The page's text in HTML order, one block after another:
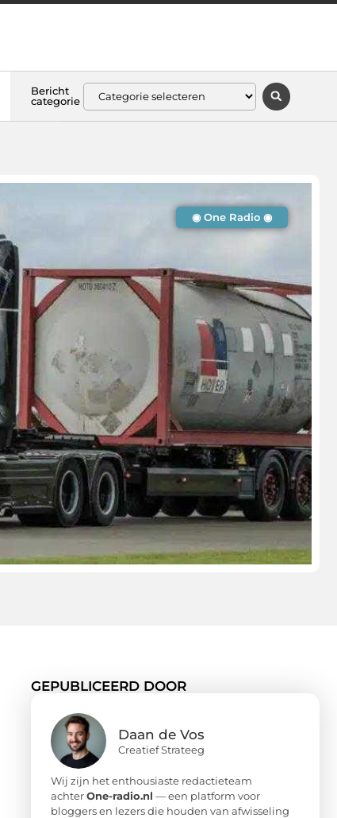
Bericht
categorie
◉ One Radio ◉
GEPUBLICEERD DOOR
Daan de Vos
Creatief Strateeg
Wij zijn het enthousiaste redactieteam
achterOne-radio.nl — een platform voor
bloggers en lezers die houden van afwisseling